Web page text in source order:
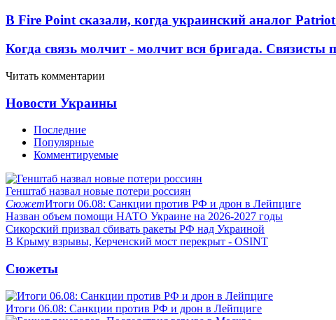
В Fire Point сказали, когда украинский аналог
Когда связь молчит - молчит вся бригада. Связисты
Читать комментарии
Новости Украины
Последние
Популярные
Комментируемые
Генштаб назвал новые потери россиян
СюжетИтоги 06.08: Санкции против РФ и дрон в Лейпциге
Назван объем помощи НАТО Украине на 2026-2027 годы
Сикорский призвал сбивать ракеты РФ над Украиной
В Крыму взрывы, Керченский мост перекрыт - OSINT
Сюжеты
Итоги 06.08: Санкции против РФ и дрон в Лейпциге